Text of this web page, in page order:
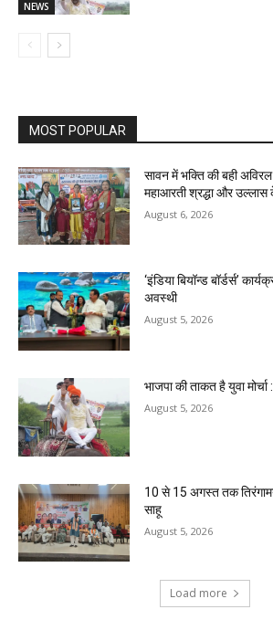
NEWS
MOST POPULAR
सावन में भक्ति की बही अविरल
महाआरती श्रद्धा और
August 6, 2026
‘इंडिया बियॉन्ड बॉर्डर्स’
अवस्थी
August 5, 2026
भाजपा की ताकत है युवा मोर्चा
August 5, 2026
10 से 15 अगस्त तक
साहू
August 5, 2026
Load more